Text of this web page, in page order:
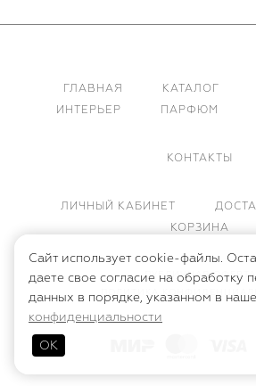
ГЛАВНАЯ КАТАЛОГ
ИНТЕРЬЕР
ПАРФЮМ
КОНТАКТЫ
ЛИЧНЫЙ КАБИНЕТ
КОРЗИНА
ПУБЛИЧНАЯ ОФЕРТА
ПОЛИТИКА
Сайт использует cookie-файлы.
даете свое согласие на обработку
данных в порядке, указанном в
конфиденциальности
ОК